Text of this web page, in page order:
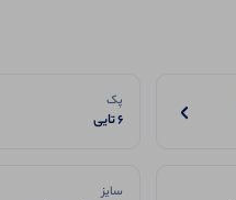
پک
6 تایی
سایز